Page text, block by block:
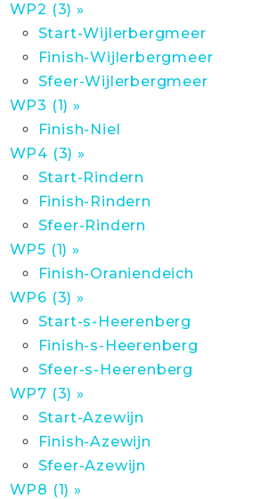
WP2 (3) »
Start-Wijlerbergmeer
Finish-Wijlerbergmeer
Sfeer-Wijlerbergmeer
WP3 (1) »
Finish-Niel
WP4 (3) »
Start-Rindern
Finish-Rindern
Sfeer-Rindern
WP5 (1) »
Finish-Oraniendeich
WP6 (3) »
Start-s-Heerenberg
Finish-s-Heerenberg
Sfeer-s-Heerenberg
WP7 (3) »
Start-Azewijn
Finish-Azewijn
Sfeer-Azewijn
WP8 (1) »